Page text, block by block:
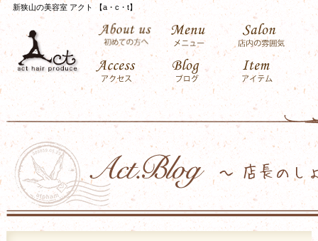
新狭山の美容室 アクト 【a・c・t】